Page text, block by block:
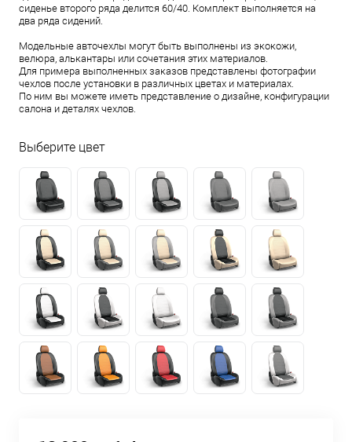
сиденье второго ряда делится 60/40. Комплект выполняется на
два ряда сидений.
Модельные авточехлы могут быть выполнены из экокожи,
велюра, алькантары или сочетания этих материалов.
Для примера выполненных заказов представлены фотографии
чехлов после установки в различных цветах и материалах.
По ним вы можете иметь представление о дизайне, конфигурации
салона и деталях чехлов.
Выберите цвет